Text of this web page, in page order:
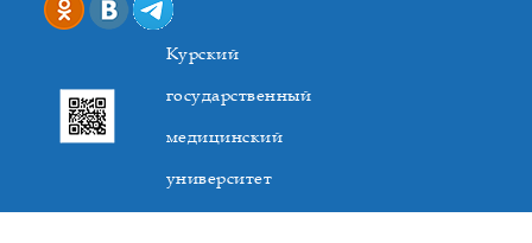
Курский
государственный
медицинский
университет